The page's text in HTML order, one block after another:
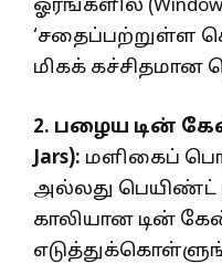
ஓரங்களில்
‘சதைப்பற்றுள்ள
மிகக் கச்சிதமான
2. பழைய டின்
Jars): மளிகைப்
அல்லது பெயிண்ட்
காலியான டின்